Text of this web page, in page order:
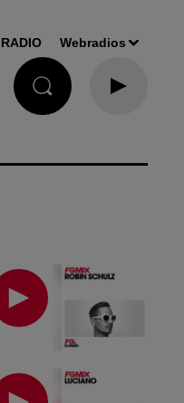
Webradios